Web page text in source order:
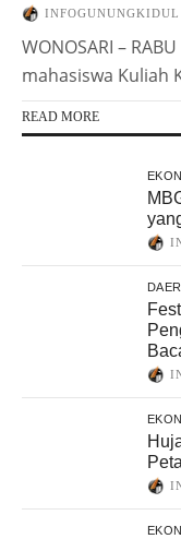
INFOGUNUNGKIDUL
WONOSARI –
mahasiswa Kuliah
READ MORE